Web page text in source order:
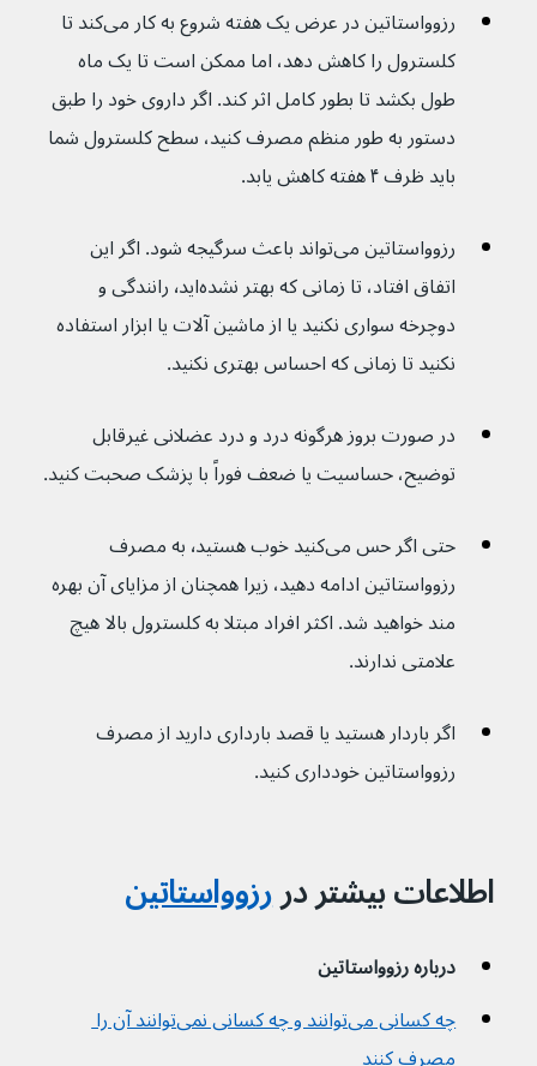
رزوواستاتین در عرض یک هفته شروع به کار می‌کند تا
کلسترول را کاهش دهد، اما ممکن است تا یک ماه
طول بکشد تا بطور کامل اثر کند. اگر داروی خود را طبق
دستور به طور منظم مصرف کنید، سطح کلسترول شما
باید ظرف ۴ هفته کاهش یابد.
رزوواستاتین می‌تواند باعث سرگیجه شود. اگر این
اتفاق افتاد، تا زمانی که بهتر نشده‌اید٬ رانندگی و
دوچرخه سواری نکنید یا از ماشین آلات یا ابزار استفاده
نکنید تا زمانی که احساس بهتری نکنید.
در صورت بروز هرگونه درد و درد عضلانی غیرقابل
توضیح، حساسیت یا ضعف فوراً با پزشک صحبت کنید.
حتی اگر حس می‌کنید خوب هستید٬ به مصرف
رزوواستاتین ادامه دهید، زیرا همچنان از مزایای آن بهره
مند خواهید شد. اکثر افراد مبتلا به کلسترول بالا هیچ
علامتی ندارند.
اگر باردار هستید یا قصد بارداری دارید از مصرف
رزوواستاتین خودداری کنید.
اطلاعات بیشتر دررزوواستاتین
درباره رزوواستاتین
چه کسانی می‌توانند و چه کسانی نمی‌توانند آن را